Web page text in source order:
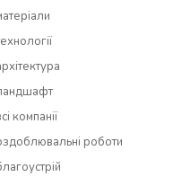
компанії
роботи